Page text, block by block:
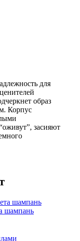
для
образ
Корпус
засияют
шампань